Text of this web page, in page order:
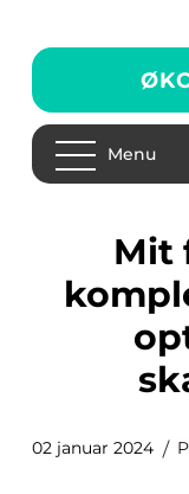
Menu
Mit fradrag: Den
02 januar 2024